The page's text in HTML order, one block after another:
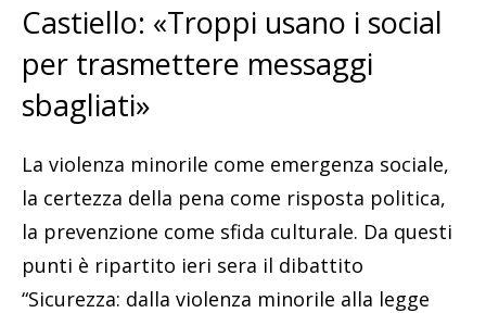
Castiello: «Troppi usano i social
per trasmettere messaggi
sbagliati»
La violenza minorile come emergenza sociale,
la certezza della pena come risposta politica,
la prevenzione come sfida culturale. Da questi
punti è ripartito ieri sera il dibattito
“Sicurezza: dalla violenza minorile alla legge